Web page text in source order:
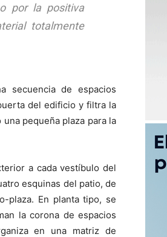
por la positiva
totalmente
secuencia de espacios
del edificio y filtra la
pequeña plaza para la
a cada vestíbulo del
esquinas del patio, de
plaza. En planta tipo, se
la corona de espacios
en una matriz de